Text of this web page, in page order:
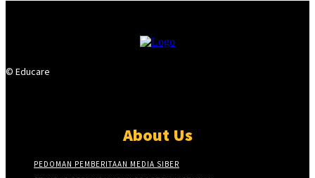
© Educare
About Us
PEDOMAN PEMBERITAAN MEDIA SIBER